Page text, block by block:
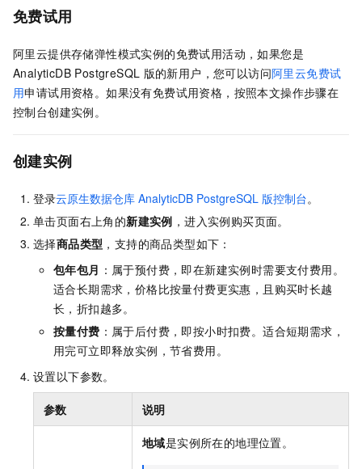
免费试用
阿里云提供存储弹性模式实例的免费试用活动，如果您是
AnalyticDB PostgreSQL 版的新用户，您可以访问阿里云免费试
用申请试用资格。如果没有免费试用资格，按照本文操作步骤在
控制台创建实例。
创建实例
登录云原生数据仓库 AnalyticDB PostgreSQL 版控制台。
单击页面右上角的新建实例 ，进入实例购买页面。
选择商品类型 ，支持的商品类型如下：
包年包月 ：属于预付费，即在新建实例时需要支付费用。
适合长期需求，价格比按量付费更实惠，且购买时长越
长，折扣越多。
按量付费 ：属于后付费，即按小时扣费。适合短期需求，
用完可立即释放实例，节省费用。
设置以下参数。
参数 说明
地域是实例所在的地理位置。